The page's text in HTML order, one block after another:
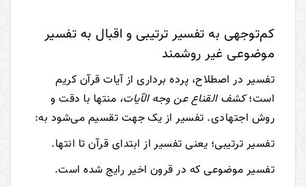
کم‌توجهی به تفسیر ترتیبی و اقبال به تفسیر
موضوعی غیر روشمند
تفسیر در اصطلاح، پرده برداری از آیات قرآن کریم
است؛کشف القناع عن وجه الآیات، منتها با دقت و
روش اجتهادی. تفسیر از یک جهت تقسیم می‌شود به:
تفسیر ترتیبی؛ یعنی تفسیر از ابتدای قرآن تا انتها.
تفسیر موضوعی که در قرون اخیر رایج شده است.